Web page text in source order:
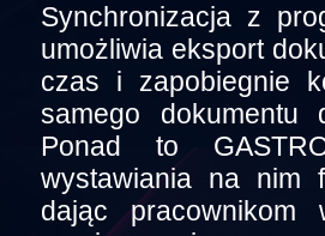
Synchronizacja z
umożliwia eksport
czas i zapobiegnie
samego dokumentu
Ponad to
wystawiania na nim
dając